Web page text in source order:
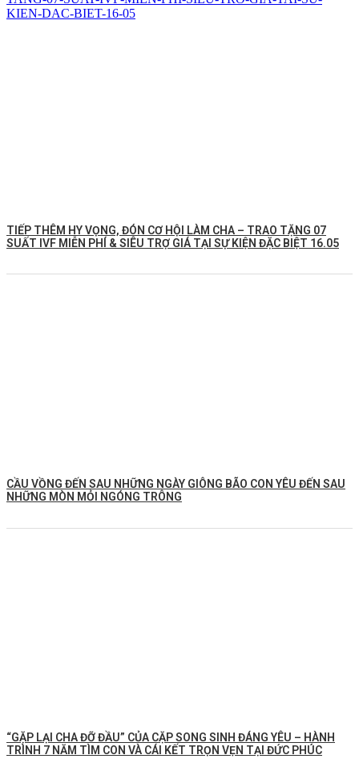
TIẾP THÊM HY VỌNG, ĐÓN CƠ HỘI LÀM CHA – TRAO TẶNG 07
SUẤT IVF MIỄN PHÍ & SIÊU TRỢ GIÁ TẠI SỰ KIỆN ĐẶC BIỆT 16.05
CẦU VỒNG ĐẾN SAU NHỮNG NGÀY GIÔNG BÃO CON YÊU ĐẾN SAU
NHỮNG MÒN MỎI NGÓNG TRÔNG
️“GẶP LẠI CHA ĐỠ ĐẦU” CỦA CẶP SONG SINH ĐÁNG YÊU – HÀNH
TRÌNH 7 NĂM TÌM CON VÀ CÁI KẾT TRỌN VẸN TẠI ĐỨC PHÚC